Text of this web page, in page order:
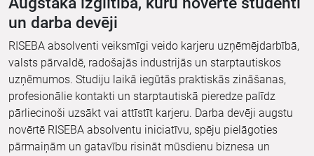
un darba devēji
RISEBA absolventi veiksmīgi veido karjeru uzņēmējdarbībā,
valsts pārvaldē, radošajās industrijās un starptautiskos
uzņēmumos. Studiju laikā iegūtās praktiskās zināšanas,
profesionālie kontakti un starptautiskā pieredze palīdz
pārliecinoši uzsākt vai attīstīt karjeru. Darba devēji augstu
novērtē RISEBA absolventu iniciatīvu, spēju pielāgoties
pārmaiņām un gatavību risināt mūsdienu biznesa un